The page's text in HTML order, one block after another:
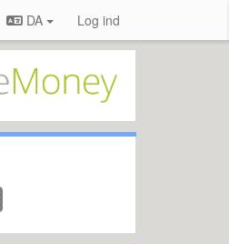
DA Log ind